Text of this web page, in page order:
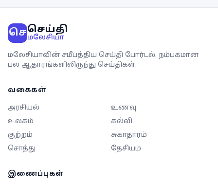
செசெய்தி
மலேசியா
மலேசியாவின் சமீபத்திய செய்தி போர்டல். நம்பகமான
பல ஆதாரங்களிலிருந்து செய்திகள்.
வகைகள்
அரசியல்
உணவு
உலகம்
கல்வி
குற்றம்
சுகாதாரம்
சொத்து
தேசியம்
இணைப்புகள்